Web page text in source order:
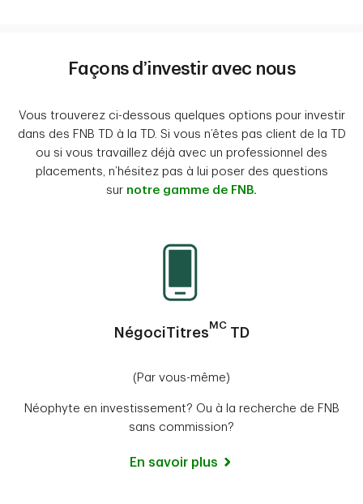
Façons d’investir avec nous
Vous trouverez ci-dessous quelques options pour investir
dans des FNB TD à la TD. Si vous n’êtes pas client de la TD
ou si vous travaillez déjà avec un professionnel des
placements, n’hésitez pas à lui poser des questions
sur notre gamme de FNB.
NégociTitres MC TD
(Par vous-même)
Néophyte en investissement? Ou à la recherche de FNB
sans commission?
En savoir plus